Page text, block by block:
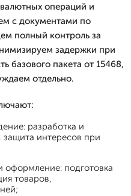
операций и
с документами по
полный контроль за
задержки при
базового пакета от 15468,
отдельно.
разработка и
защита интересов при
оформление: подготовка
товаров,